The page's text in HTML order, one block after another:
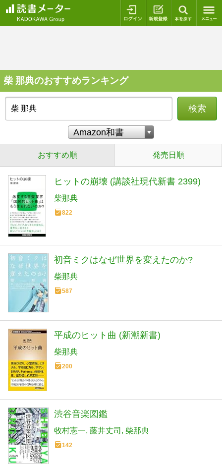
ログイン 新規登録
柴 那典のおすすめランキング
検索
おすすめ順 発売日順
ヒットの崩壊 (講談社現代新書 2399)
柴那典
822
初音ミクはなぜ世界を変えたのか?
柴那典
587
平成のヒット曲 (新潮新書)
柴那典
200
渋谷音楽図鑑
牧村憲一 藤井丈司 柴那典
142